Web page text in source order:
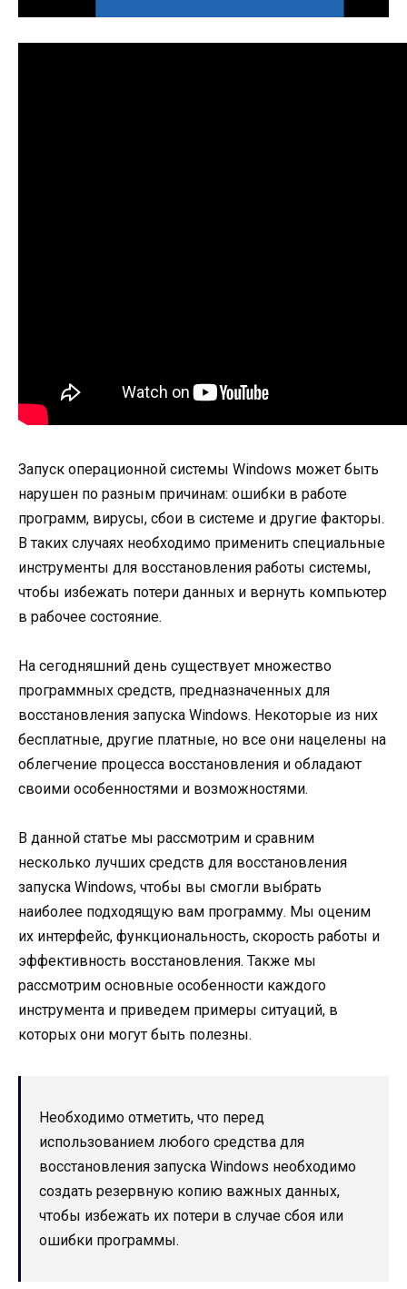
Запуск операционной системы Windows может быть
нарушен по разным причинам: ошибки в работе
программ, вирусы, сбои в системе и другие факторы.
В таких случаях необходимо применить специальные
инструменты для восстановления работы системы,
чтобы избежать потери данных и вернуть компьютер
в рабочее состояние.
На сегодняшний день существует множество
программных средств, предназначенных для
восстановления запуска Windows. Некоторые из них
бесплатные, другие платные, но все они нацелены на
облегчение процесса восстановления и обладают
своими особенностями и возможностями.
В данной статье мы рассмотрим и сравним
несколько лучших средств для восстановления
запуска Windows, чтобы вы смогли выбрать
наиболее подходящую вам программу. Мы оценим
их интерфейс, функциональность, скорость работы и
эффективность восстановления. Также мы
рассмотрим основные особенности каждого
инструмента и приведем примеры ситуаций, в
которых они могут быть полезны.
Необходимо отметить, что перед
использованием любого средства для
восстановления запуска Windows необходимо
создать резервную копию важных данных,
чтобы избежать их потери в случае сбоя или
ошибки программы.